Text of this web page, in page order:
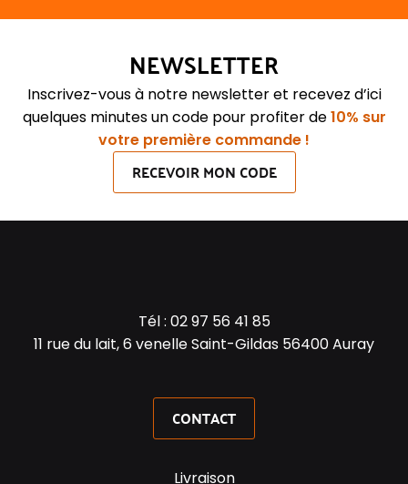
NEWSLETTER
Inscrivez-vous à notre newsletter et recevez d’ici
quelques minutes un code pour profiter de10% sur
votre première commande !
RECEVOIR MON CODE
Tél : 02 97 56 41 85
11 rue du lait, 6 venelle Saint-Gildas 56400 Auray
CONTACT
Livraison